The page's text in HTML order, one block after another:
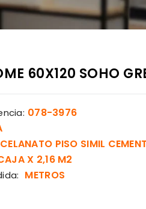
60X120 SOHO
078-3976
PISO SIMIL
X 2,16 M2
METROS